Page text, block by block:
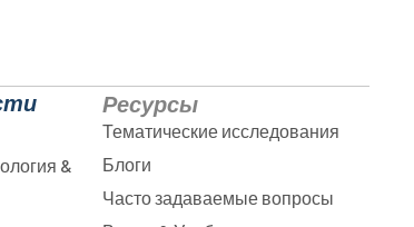
&
Ресурсы
Тематические исследования
Блоги
Часто задаваемые вопросы